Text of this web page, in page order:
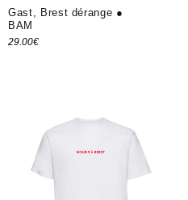
Gast, Brest dérange ●
BAM
29.00€